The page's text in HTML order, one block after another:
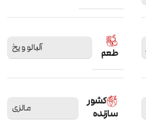
طعم آلبالو و یخ
کشور
سازنده
مالزی